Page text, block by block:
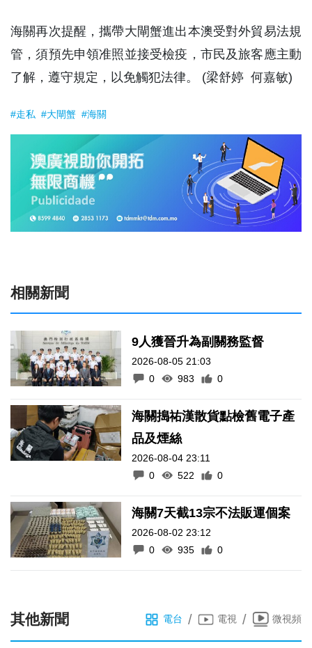
海關再次提醒，攜帶大閘蟹進出本澳受對外貿易法規
管，須預先申領准照並接受檢疫，市民及旅客應主動
了解，遵守規定，以免觸犯法律。 (梁舒婷 何嘉敏)
#走私 #大閘蟹 #海關
相關新聞
9人獲晉升為副關務監督
2026-08-05 21:03
0
983 0
海關搗祐漢散貨點檢舊電子產
品及煙絲
2026-08-04 23:11
0
522 0
海關7天截13宗不法販運個案
2026-08-02 23:12
0
935 0
其他新聞 電台 / 電視 / 微視頻